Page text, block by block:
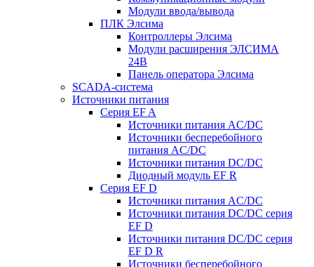
Модули ввода/вывода
ПЛК Элсима
Контроллеры Элсима
Модули расширения ЭЛСИМА
24В
Панель оператора Элсима
SCADA-система
Источники питания
Серия EF A
Источники питания AC/DC
Источники бесперебойного
питания AC/DC
Источники питания DC/DC
Диодный модуль EF R
Серия EF D
Источники питания AC/DC
Источники питания DC/DC серия
EF D
Источники питания DC/DC серия
EF D R
Источники бесперебойного